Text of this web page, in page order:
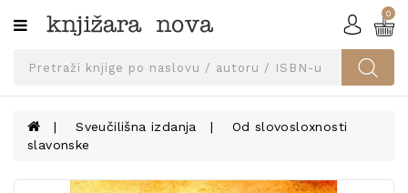
Kategorije
SVEUČILIŠNA
UDŽBENICI
0
Sveučilišna izdanja
Od slovosloxnosti
slavonske